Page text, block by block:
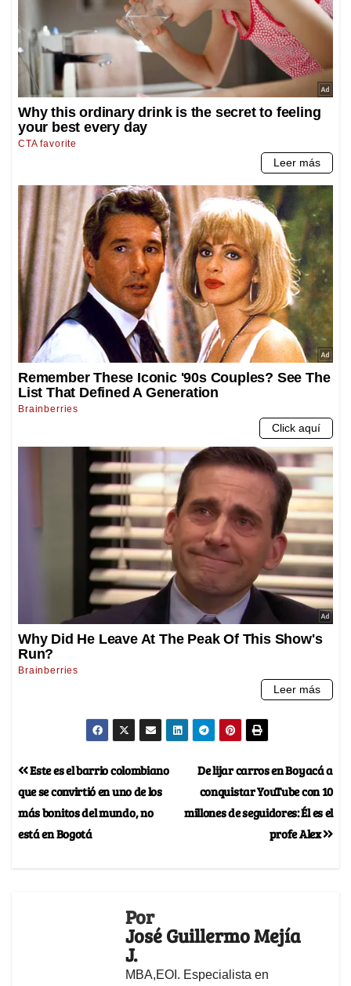
De lijar carros en Boyacá a
conquistar YouTube con 10
millones de seguidores: Él es el
profe Alex
Este es el barrio colombiano
que se convirtió en uno de los
más bonitos del mundo, no
está en Bogotá
Por
José Guillermo Mejía
J.
MBA,EOI. Especialista en